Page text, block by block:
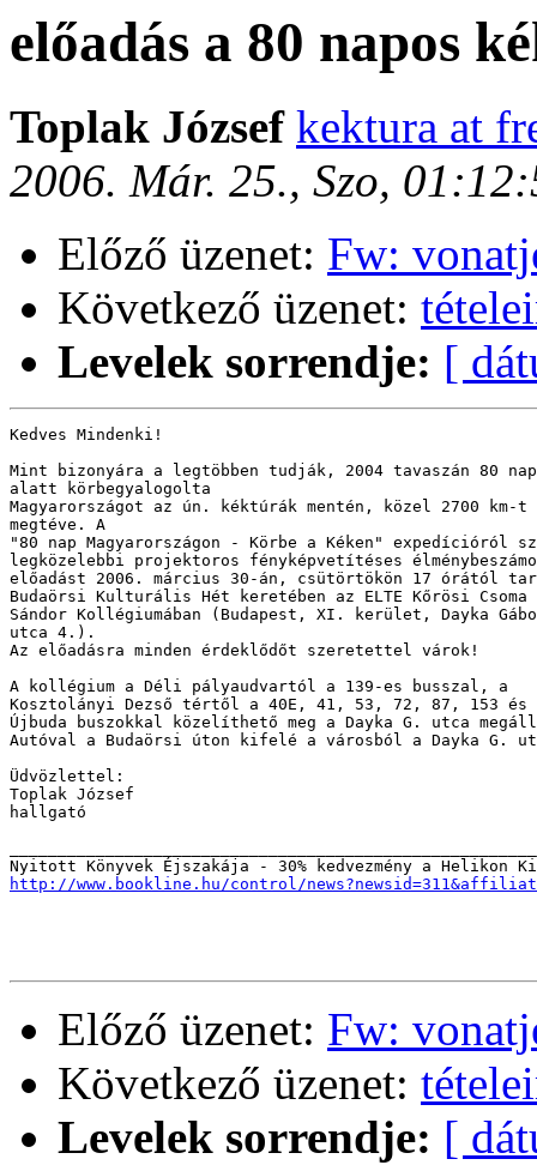
előadás a 80 napos
Toplak József kektura at
2006. Már. 25., Szo,
Előző üzenet: Fw:
Következő üzenet:
Levelek sorrendje: [
Kedves Mindenki!
Mint bizonyára a legtöbben tudják, 2004 tavaszán 80 nap
alatt körbegyalogolta
Magyarországot az ún. kéktúrák mentén, közel 2700 km-t
megtéve. A
"80 nap Magyarországon - Körbe a Kéken" expedícióról
legközelebbi projektoros fényképvetítéses
előadást 2006. március 30-án, csütörtökön 17 órától
Budaörsi Kulturális Hét keretében az ELTE Kőrösi Csoma
Sándor Kollégiumában (Budapest, XI. kerület, Dayka
utca 4.).
Az előadásra minden érdeklődőt szeretettel várok!
A kollégium a Déli pályaudvartól a 139-es busszal, a
Kosztolányi Dezső tértől a 40E, 41, 53, 72, 87, 153 és
Újbuda buszokkal közelíthető meg a Dayka G. utca
Autóval a Budaörsi úton kifelé a városból a Dayka G.
Üdvözlettel:
Toplak József
hallgató
http://www.bookline.hu/control/
Előző üzenet: Fw:
Következő üzenet:
Levelek sorrendje: [